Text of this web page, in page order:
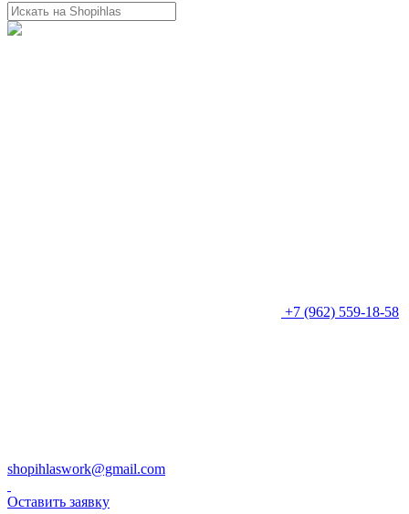
+7 (962) 559-18-58
shopihlaswork@gmail.com
Оставить заявку